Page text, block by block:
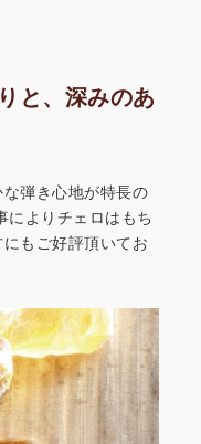
と、深みのあ
弾き心地が特長の
によりチェロはもち
もご好評頂いてお